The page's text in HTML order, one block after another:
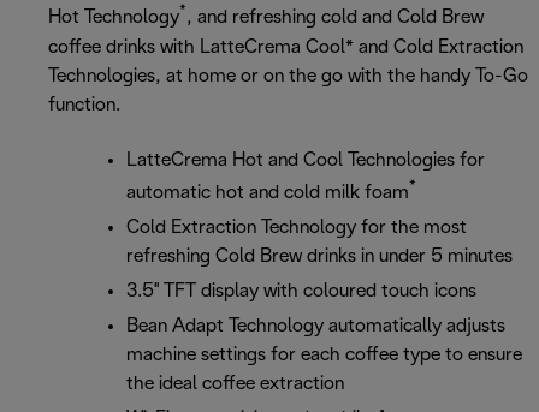
Hot Technology*, and refreshing cold and Cold Brew
coffee drinks with LatteCrema Cool* and Cold Extraction
Technologies, at home or on the go with the handy To-Go
function.
LatteCrema Hot and Cool Technologies for
automatic hot and cold milk foam*
Cold Extraction Technology for the most
refreshing Cold Brew drinks in under 5 minutes
3.5'' TFT display with coloured touch icons
Bean Adapt Technology automatically adjusts
machine settings for each coffee type to ensure
the ideal coffee extraction